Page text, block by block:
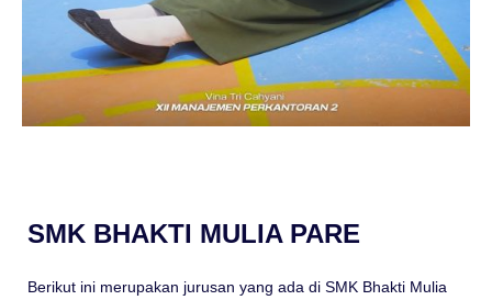
SMK BHAKTI MULIA PARE
Berikut ini merupakan jurusan yang ada di SMK Bhakti Mulia